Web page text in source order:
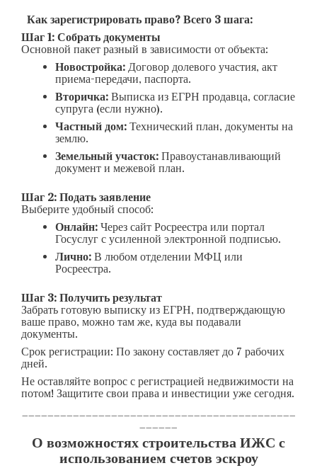
Как зарегистрировать право? Всего 3 шага:
Шаг 1: Собрать документы
Основной пакет разный в зависимости от объекта:
Новостройка: Договор долевого участия, акт
приема-передачи, паспорта.
Вторичка: Выписка из ЕГРН продавца, согласие
супруга (если нужно).
Частный дом: Технический план, документы на
землю.
Земельный участок: Правоустанавливающий
документ и межевой план.
Шаг 2: Подать заявление
Выберите удобный способ:
Онлайн: Через сайт Росреестра или портал
Госуслуг с усиленной электронной подписью.
Лично: В любом отделении МФЦ или
Росреестра.
Шаг 3: Получить результат
Забрать готовую выписку из ЕГРН, подтверждающую
ваше право, можно там же, куда вы подавали
документы.
Срок регистрации: По закону составляет до 7 рабочих
дней.
Не оставляйте вопрос с регистрацией недвижимости на
потом! Защитите свои права и инвестиции уже сегодня.
О возможностях строительства ИЖС с
использованием счетов эскроу